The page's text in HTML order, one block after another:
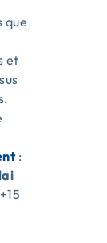
que
et
: